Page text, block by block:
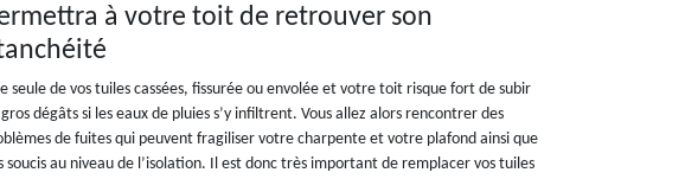
à votre toit de retrouver son
seule de vos tuiles cassées, fissurée ou envolée et votre toit risque fort de subir
dégâts si les eaux de pluies s’y infiltrent. Vous allez alors rencontrer des
de fuites qui peuvent fragiliser votre charpente et votre plafond ainsi que
soucis au niveau de l’isolation. Il est donc très important de remplacer vos tuiles